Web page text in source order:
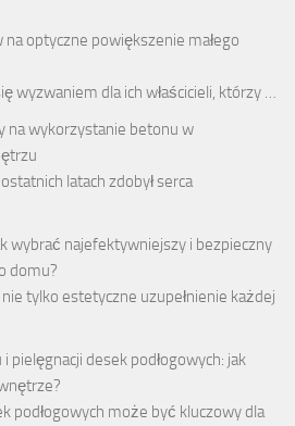
optyczne powiększenie małego
wyzwaniem dla ich właścicieli, którzy …
na wykorzystanie betonu w
latach zdobył serca
wybrać najefektywniejszy i bezpieczny
domu?
tylko estetyczne uzupełnienie każdej
pielęgnacji desek podłogowych: jak
podłogowych może być kluczowy dla